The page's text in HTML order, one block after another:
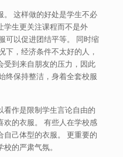
。 这样做的好处是学生不必
学生更关注课程而不是外
可以促进团结平等。 同时缩
下，经济条件不太好的人，
受到来自朋友的压力，因此
终保持整洁，身着全套校服
看作是限制学生言论自由的
欢的衣服。 有些人在学校感
自己体型的衣服。 更重要的
的严肃气氛。